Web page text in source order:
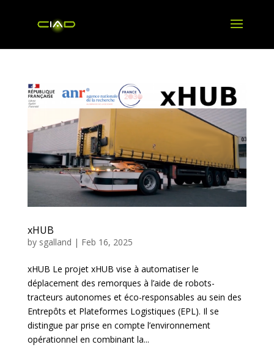
xHUB
by sgalland | Feb 16, 2025
xHUB Le projet xHUB vise à automatiser le
déplacement des remorques à l’aide de robots-
tracteurs autonomes et éco-responsables au sein des
Entrepôts et Plateformes Logistiques (EPL). Il se
distingue par prise en compte l’environnement
opérationnel en combinant la...